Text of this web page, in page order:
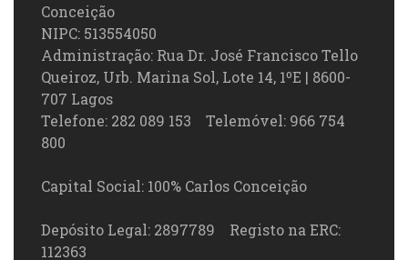
Conceição
NIPC: 513554050
Administração: Rua Dr. José Francisco Tello
Queiroz, Urb. Marina Sol, Lote 14, 1ºE | 8600-
707 Lagos
Telefone: 282 089 153 Telemóvel: 966 754
800
Capital Social: 100% Carlos Conceição
Depósito Legal: 2897789 Registo na ERC:
112363